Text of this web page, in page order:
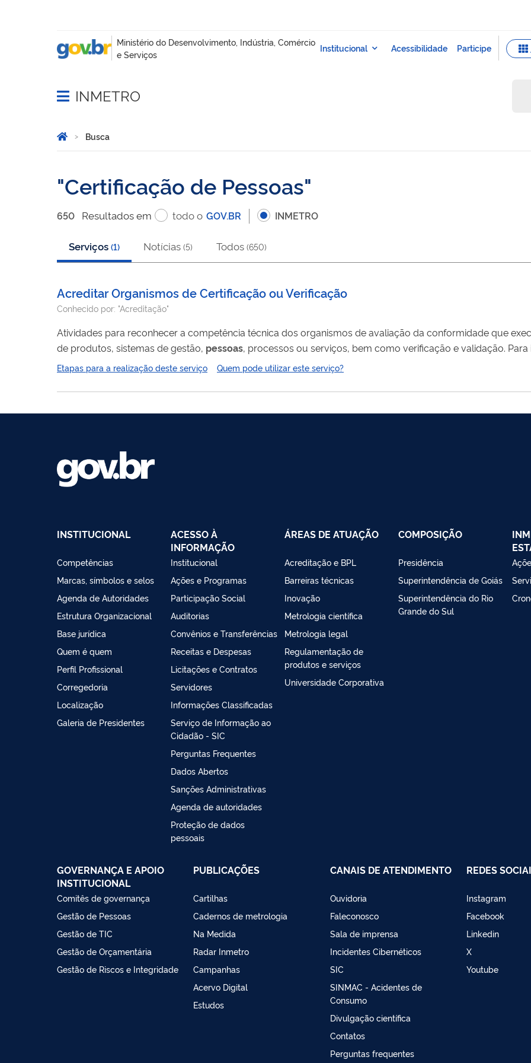
Abrir menu principal de navegação
INMETRO
Você está aqui:
Página Inicial
Busca
Certificação de Pessoas
650 Resultadosem todo o GOV.BR INMETRO
Serviços (1) Notícias (5) Todos (650)
Acreditar Organismos de Certificação ou Verificação
Conhecido por: "Acreditação"
Atividades para reconhecer a competência técnica dos organismos de avaliação da conformidade que
de produtos, sistemas de gestão, pessoas, processos ou serviços, bem como verificação e validação. Para
programas de acreditação, estabelecidos em Normas, cujos requisitos devem ser atendidos, plenamente, pelos
baseada no...
Etapas para a realização deste serviço Quem pode utilizar este serviço?
INSTITUCIONAL
Competências
Marcas, símbolos e selos
Agenda de Autoridades
Estrutura Organizacional
Base jurídica
Quem é quem
Perfil Profissional
Corregedoria
Localização
Galeria de Presidentes
ACESSO À
INFORMAÇÃO
Institucional
Ações e Programas
Participação Social
Auditorias
Convênios e Transferências
Receitas e Despesas
Licitações e Contratos
Servidores
Informações Classificadas
Serviço de Informação ao
Cidadão - SIC
Perguntas Frequentes
Dados Abertos
Sanções Administrativas
Agenda de autoridades
Proteção de dados
pessoais
ÁREAS DE ATUAÇÃO
Acreditação e BPL
Barreiras técnicas
Inovação
Metrologia científica
Metrologia legal
Regulamentação de
produtos e serviços
Universidade Corporativa
COMPOSIÇÃO
Presidência
Superintendência de Goiás
Superintendência do Rio
Grande do Sul
GOVERNANÇA E APOIO
INSTITUCIONAL
Comitês de governança
Gestão de Pessoas
Gestão de TIC
Gestão de Orçamentária
Gestão de Riscos e Integridade
PUBLICAÇÕES
Cartilhas
Cadernos de metrologia
Na Medida
Radar Inmetro
Campanhas
Acervo Digital
Estudos
CANAIS DE ATENDIMENTO
Ouvidoria
Faleconosco
Sala de imprensa
Incidentes Cibernéticos
SIC
SINMAC - Acidentes de
Consumo
Divulgação científica
Contatos
Perguntas frequentes
REDES
Instagram
Facebook
Linkedin
X
Youtube